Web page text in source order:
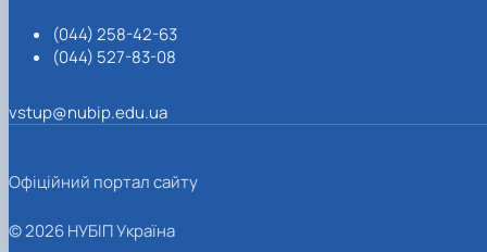
(044) 258-42-63
(044) 527-83-08
vstup@nubip.edu.ua
Офіційний портал сайту
© 2026 НУБІП Україна